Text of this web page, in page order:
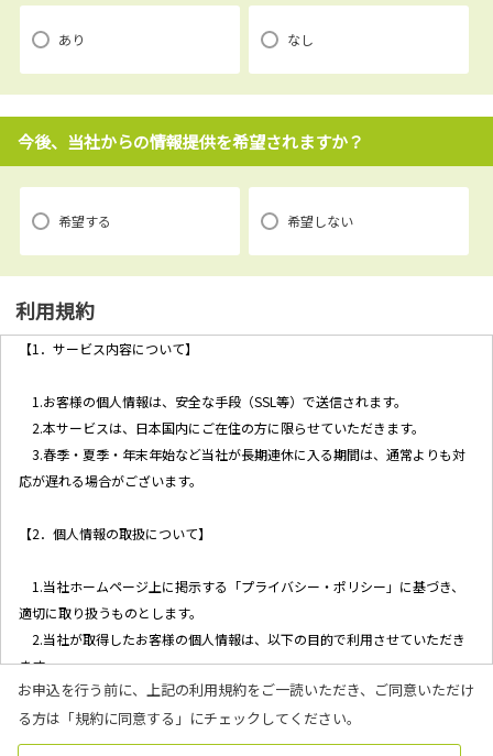
あり なし
今後、当社からの情報提供を希望されますか？
希望する 希望しない
利用規約
【1．サービス内容について】
1.お客様の個人情報は、安全な手段（SSL等）で送信されます。
2.本サービスは、日本国内にご在住の方に限らせていただきます。
3.春季・夏季・年末年始など当社が長期連休に入る期間は、通常よりも対
応が遅れる場合がございます。
【2．個人情報の取扱について】
1.当社ホームページ上に掲示する「プライバシー・ポリシー」に基づき、
適切に取り扱うものとします。
2.当社が取得したお客様の個人情報は、以下の目的で利用させていただき
ます。
(1)お客様リクエストに対応するにあたって問題が発生した場合の確認・
連絡
(2)お客様から照会があった場合のリクエスト情報の確認
お申込を行う前に、上記の利用規約をご一読いただき、ご同意いただけ
る方は「規約に同意する」にチェックしてください。